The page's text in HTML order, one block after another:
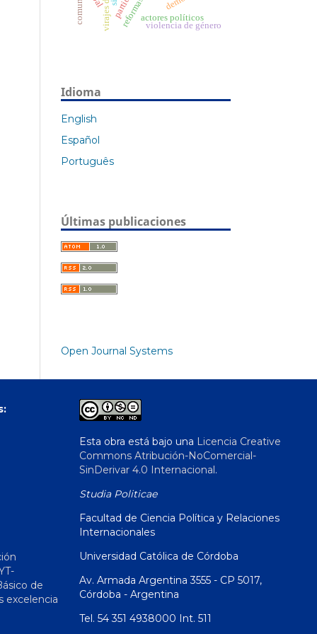
actores políticos
violencia de género
Idioma
English
Español
Português
Últimas publicaciones
Open Journal Systems
de
excelencia
Esta obra está bajo una Licencia Creative
Commons Atribución-NoComercial-
SinDerivar 4.0 Internacional.
Studia Politicae
Facultad de Ciencia Política y Relaciones
Internacionales
Universidad Católica de Córdoba
Av. Armada Argentina 3555 - CP 5017,
Córdoba - Argentina
Tel. 54 351 4938000 Int. 511